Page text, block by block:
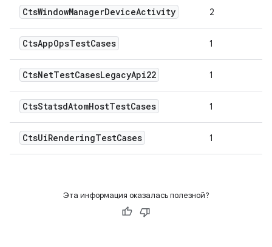
CtsWindowManagerDeviceActivity 2
CtsAppOpsTestCases 1
CtsNetTestCasesLegacyApi22 1
CtsStatsdAtomHostTestCases 1
CtsUiRenderingTestCases 1
Эта информация оказалась полезной?